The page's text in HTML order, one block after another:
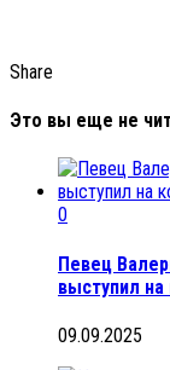
Share
Это вы еще не
0
Певец
выступил на
09.09.2025